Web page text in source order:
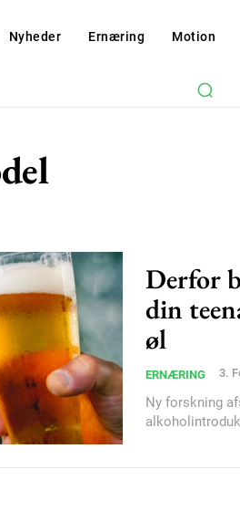
Nyheder Ernæring Motion
Derfor
din
øl
ERNÆRING 3.
Ny forskning